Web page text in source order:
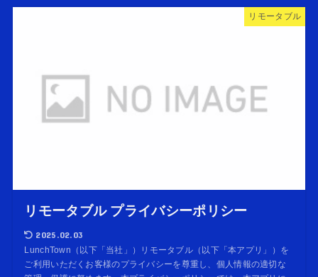
リモータブル
リモータブル プライバシーポリシー
2025.02.03
LunchTown（以下「当社」）リモータブル（以下「本アプリ」）を
ご利用いただくお客様のプライバシーを尊重し、個人情報の適切な